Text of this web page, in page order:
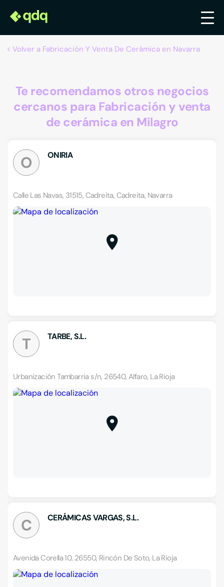
Volver a Fabricación Y Venta De Cerámica en Navarra
Te recomendamos otros negocios
cercanos para Fabricación y venta
de cerámica en Milagro
O ONIRIA
Calle Las Navas, 31515, Cadreita, Cadreita, Navarra
T TARBE, S.L.
Urbanización Tambarria s/n, 26540, Alfaro, La Rioja
C CERÁMICAS VARGAS, S.L.
Avenida Corella 10, 26550, Rincón De Soto, La Rioja